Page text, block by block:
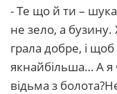
- Те що й ти –
не зело, а
грала добре, і щоб
якнайбільша… А я
відьма з